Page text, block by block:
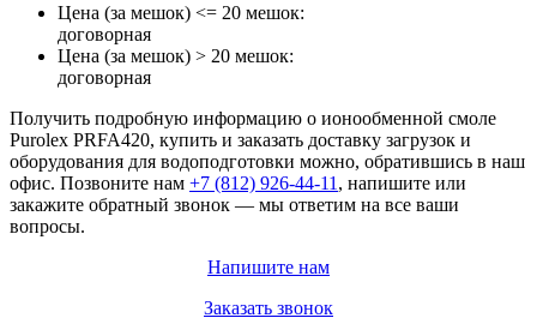
Цена (за мешок) <= 20 мешок:
договорная
Цена (за мешок) > 20 мешок:
договорная
Получить подробную информацию о ионообменной смоле
Purolex PRFA420, купить и заказать доставку загрузок и
оборудования для водоподготовки можно, обратившись в наш
офис. Позвоните нам +7 (812) 926-44-11 , напишите или
закажите обратный звонок — мы ответим на все ваши
вопросы.
Напишите нам
Заказать звонок